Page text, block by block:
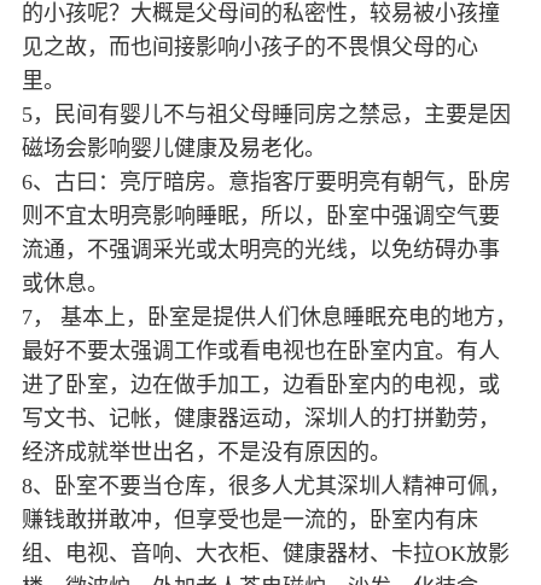
的小孩呢？大概是父母间的私密性，较易被小孩撞
见之故，而也间接影响小孩子的不畏惧父母的心
里。
5，民间有婴儿不与祖父母睡同房之禁忌，主要是因
磁场会影响婴儿健康及易老化。
6、古曰：亮厅暗房。意指客厅要明亮有朝气，卧房
则不宜太明亮影响睡眠，所以，卧室中强调空气要
流通，不强调采光或太明亮的光线，以免纺碍办事
或休息。
7， 基本上，卧室是提供人们休息睡眠充电的地方，
最好不要太强调工作或看电视也在卧室内宜。有人
进了卧室，边在做手加工，边看卧室内的电视，或
写文书、记帐，健康器运动，深圳人的打拼勤劳，
经济成就举世出名，不是没有原因的。
8、卧室不要当仓库，很多人尤其深圳人精神可佩，
赚钱敢拼敢冲，但享受也是一流的，卧室内有床
组、电视、音响、大衣柜、健康器材、卡拉OK放影